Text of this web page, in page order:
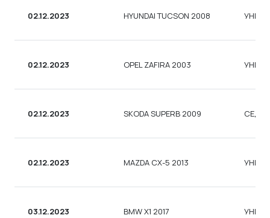
02.12.2023 HYUNDAI TUCSON 2008
02.12.2023 OPEL ZAFIRA 2003
02.12.2023 SKODA SUPERB 2009 СЕДАН
02.12.2023 MAZDA CX-5 2013
03.12.2023 BMW X1 2017